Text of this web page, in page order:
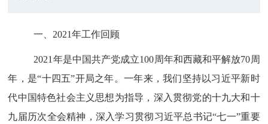
一、 2021年工作回顾
2021年是中国共产党成立100周年和西藏和平解放70周
年 ，是“十四五”开局之年。 一年来，我们坚持以习近平新时
代中国特色社会主义思想为指导，深入贯彻党的十九大和十
九届历次全会精神，深入学习贯彻习近平总书记“七一”重要